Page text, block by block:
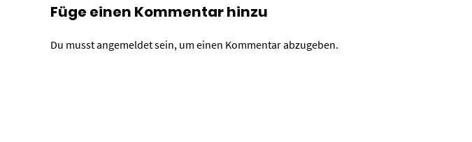
Füge einen Kommentar hinzu
Du musstangemeldetsein, um einen Kommentar abzugeben.